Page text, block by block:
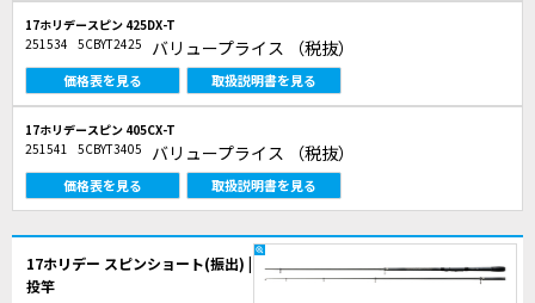
17ホリデースピン 425DX-T
251534 5CBYT2425 バリュープライス （税抜）
価格表を見る 取扱説明書を見る
17ホリデースピン 405CX-T
251541 5CBYT3405 バリュープライス （税抜）
価格表を見る 取扱説明書を見る
17ホリデー スピンショート(振出) |
投竿